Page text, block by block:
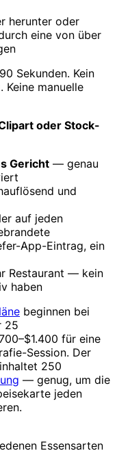
herunter oder
eine von über
Sekunden. Kein
Keine manuelle
oder Stock-
Gericht — genau
und
auf jeden
App-Eintrag, ein
Restaurant — kein
haben
beginnen bei
25
für eine
Session. Der
250
— genug, um die
jeden
Essensarten